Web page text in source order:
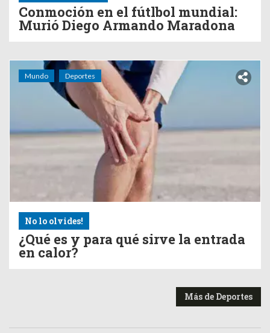
Conmoción en el fútlbol mundial:
Murió Diego Armando Maradona
Mundo Deportes
No lo olvides!
¿Qué es y para qué sirve la entrada
en calor?
Más de Deportes